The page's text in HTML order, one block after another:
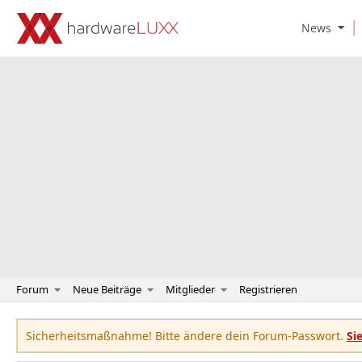
News O
Forum Neue Beiträge Mitglieder Registrieren
Sicherheitsmaßnahme! Bitte ändere dein Forum-Passwort.